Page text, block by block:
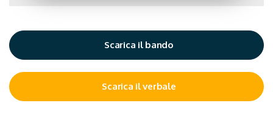
Scarica il bando
Scarica il verbale